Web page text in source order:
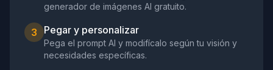
generador de imágenes AI gratuito.
3 Pegar y personalizar
Pega el prompt AI y modifícalo según tu visión y
necesidades específicas.